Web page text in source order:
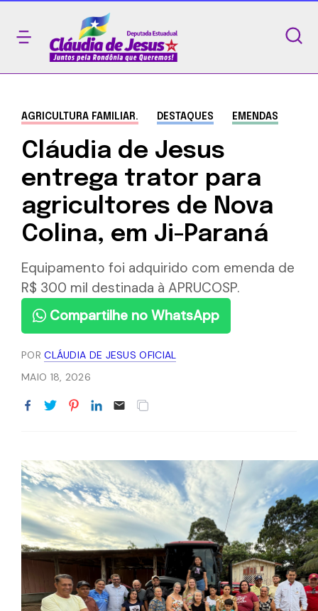
AGRICULTURA FAMILIAR. DESTAQUES EMENDAS
Cláudia de Jesus
entrega trator para
agricultores de Nova
Colina, em Ji-Paraná
Equipamento foi adquirido com emenda de
R$ 300 mil destinada à APRUCOSP.
Compartilhe no WhatsApp
PORCLÁUDIA DE JESUS OFICIAL
MAIO 18, 2026